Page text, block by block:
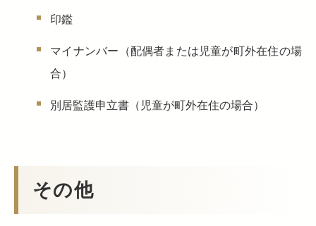
印鑑
マイナンバー（配偶者または児童が町外在住の場
合）
別居監護申立書（児童が町外在住の場合）
その他